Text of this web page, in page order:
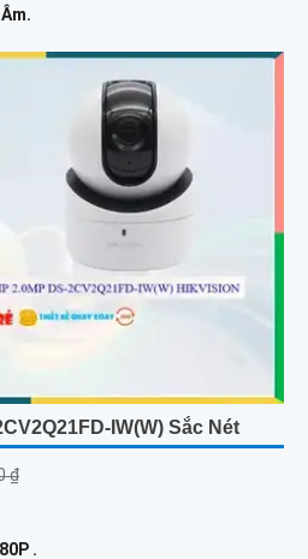
IW(W) Sắc Nét
₫
.